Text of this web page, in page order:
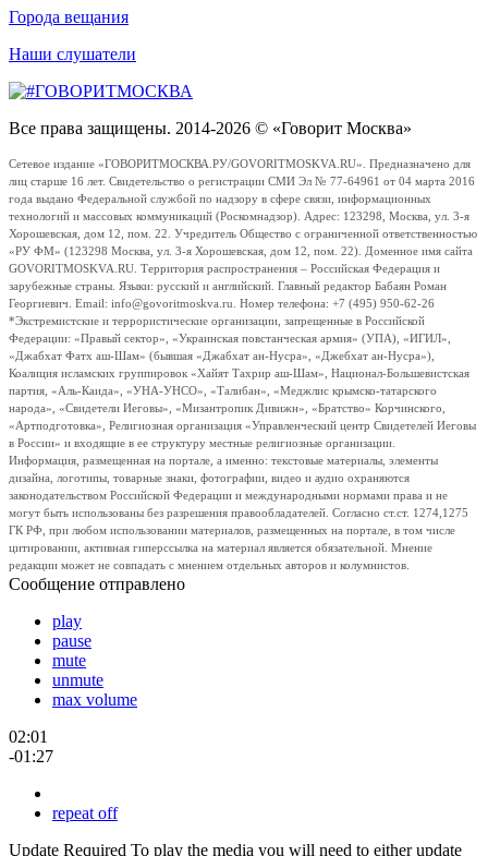
Города вещания
Наши слушатели
Все права защищены. 2014-2026 © «Говорит Москва»
Сетевое издание «ГОВОРИТМОСКВА.РУ/GOVORITMOSKVA.RU». Предназначено для
лиц старше 16 лет. Свидетельство о регистрации СМИ Эл № 77-64961 от 04 марта 2016
года выдано Федеральной службой по надзору в сфере связи, информационных
технологий и массовых коммуникаций (Роскомнадзор). Адрес: 123298, Москва, ул. 3-я
Хорошевская, дом 12, пом. 22. Учредитель Общество с ограниченной ответственностью
«РУ ФМ» (123298 Москва, ул. 3-я Хорошевская, дом 12, пом. 22). Доменное имя сайта
GOVORITMOSKVA.RU. Территория распространения – Российская Федерация и
зарубежные страны. Языки: русский и английский. Главный редактор Бабаян Роман
Георгиевич. Email: info@govoritmoskva.ru. Номер телефона: +7 (495) 950-62-26
*Экстремистские и террористические организации, запрещенные в Российской
Федерации: «Правый сектор», «Украинская повстанческая армия» (УПА), «ИГИЛ»,
«Джабхат Фатх аш-Шам» (бывшая «Джабхат ан-Нусра», «Джебхат ан-Нусра»),
Коалиция исламских группировок «Хайят Тахрир аш-Шам», Национал-Большевистская
партия, «Аль-Каида», «УНА-УНСО», «Талибан», «Меджлис крымско-татарского
народа», «Свидетели Иеговы», «Мизантропик Дивижн», «Братство» Корчинского,
«Артподготовка», Религиозная организация «Управленческий центр Свидетелей Иеговы
в России» и входящие в ее структуру местные религиозные организации.
Информация, размещенная на портале, а именно: текстовые материалы, элементы
дизайна, логотипы, товарные знаки, фотографии, видео и аудио охраняются
законодательством Российской Федерации и международными нормами права и не
могут быть использованы без разрешения правообладателей. Согласно ст.ст. 1274,1275
ГК РФ, при любом использовании материалов, размещенных на портале, в том числе
цитировании, активная гиперссылка на материал является обязательной. Мнение
редакции может не совпадать с мнением отдельных авторов и колумнистов.
Сообщение отправлено
play
pause
mute
unmute
max volume
02:01
-01:27
repeat off
Update Required To play the media you will need to either update